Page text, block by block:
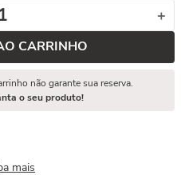
＋
CARRINHO
não garante sua reserva.
o seu produto!
mais